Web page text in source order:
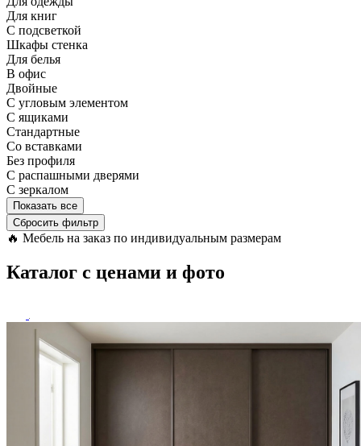
Для книг
С подсветкой
Шкафы стенка
Для белья
В офис
Двойные
С угловым элементом
С ящиками
Стандартные
Со вставками
Без профиля
С распашными дверями
С зеркалом
Показать все
Сбросить фильтр
🔥 Мебель на заказ по индивидуальным размерам
Каталог с ценами и фото